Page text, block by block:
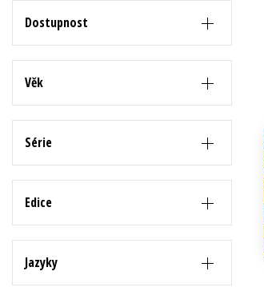
Dostupnost
Věk
Série
Edice
Jazyky